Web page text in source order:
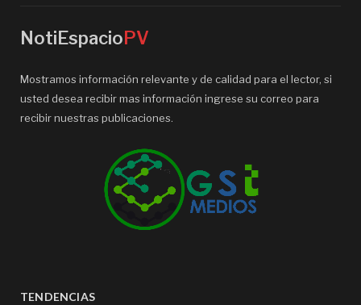
NotiEspacioPV
Mostramos información relevante y de calidad para el lector, si
usted desea recibir mas información ingrese su correo para
recibir nuestras publicaciones.
TENDENCIAS